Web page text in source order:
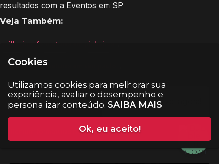
resultados com a Eventos em SP
Veja Também:
millenium formaturas em pinheiros
millenium formaturas em são paulo
millenium formaturas na aclimação ,
millenium formaturas na água rasa ,
millenium formaturas na alto da lapa .
Cookies
Utilizamos cookies para melhorar sua
experiência, avaliar o desempenho e
personalizar conteúdo. SAIBA MAIS
Ok, eu aceito!